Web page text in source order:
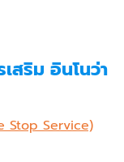
สริม อินโนว่า
Stop Service)